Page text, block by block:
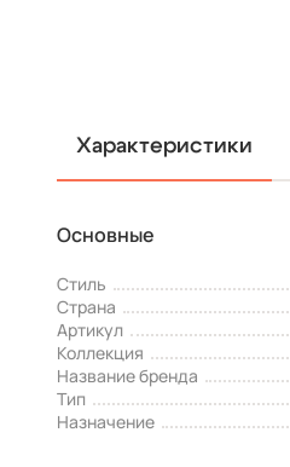
Характеристики
Основные
Стиль
Страна
Артикул
Коллекция
Название бренда
Тип
Назначение